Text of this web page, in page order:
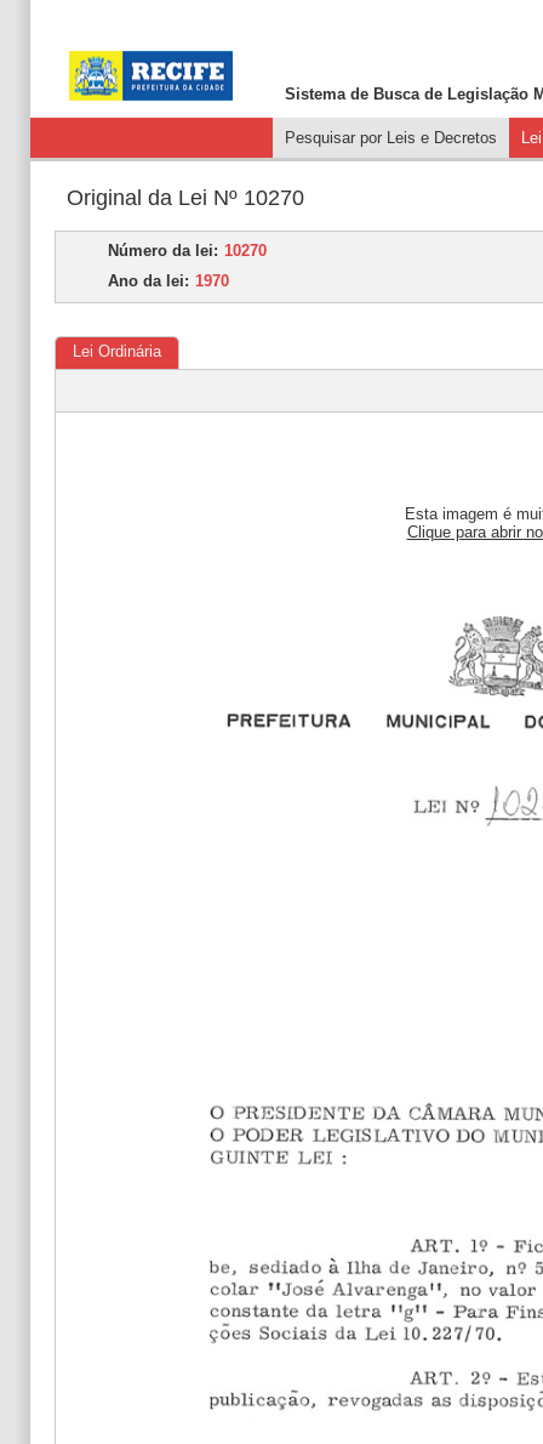
Sistema de Busca de Legislação
Pesquisar por Leis e Decretos
Original da Lei Nº 10270
Número da lei: 10270
Ano da lei: 1970
Lei Ordinária
Esta imagem é
Clique para abrir